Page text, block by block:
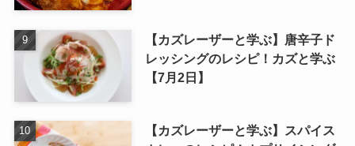
【カズレーザーと学ぶ】唐辛子ド
レッシングのレシピ！カズと学ぶ
【7月2日】
【カズレーザーと学ぶ】スパイス